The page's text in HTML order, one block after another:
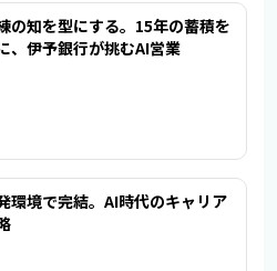
の知を型にする。15年の蓄積を
、伊予銀行が挑むAI営業
環境で完結。AI時代のキャリア